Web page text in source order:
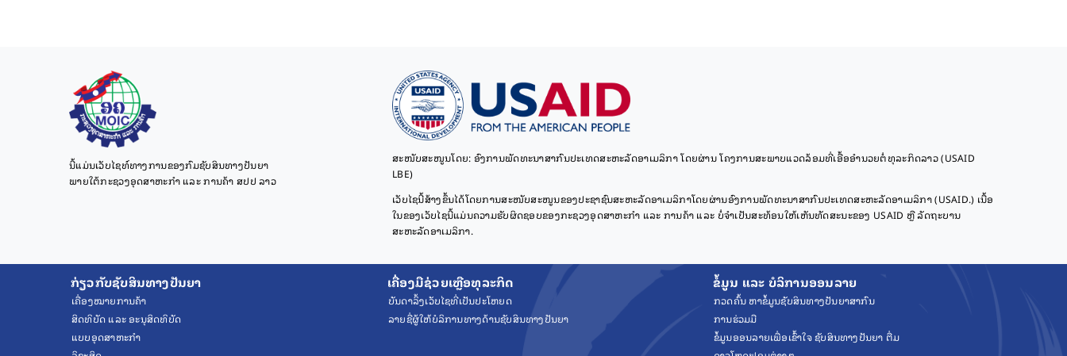
ນີ້ແມ່ນເວັບໄຊທ໌ທາງການຂອງກົມຊັບສິນທາງປັນຍາ
ພາຍໃຕ້ກະຊວງອຸດສາຫະກຳ ແລະ ການຄ້າ ສປປ ລາວ
ສະໜັບສະໜູນໂດຍ: ອົງການພັດທະນາສາກົນປະເທດສະຫະລັດອາເມລິກາ ໂດຍຜ່ານ ໂຄງການສະພາບແວດລ້ອມທີ່ເອື້ອອຳນວຍຕໍ່ທຸລະກິດລາວ (USAID
LBE)
ເວັບໄຊນີ້ສ້າງຂຶ້ນໄດ້ໂດຍການສະໜັບສະໜູນຂອງປະຊາຊົນສະຫະລັດອາເມລິກາໂດຍຜ່ານອົງການພັດທະນາສາກົນປະເທດສະຫະລັດອາເມລິກາ (USAID.) ເນື້ອ
ໃນຂອງເວັບໄຊນີ້ແມ່ນຄວາມຮັບຜິດຊອບຂອງກະຊວງອຸດສາຫະກຳ ແລະ ການຄ້າ ແລະ ບໍ່ຈໍາເປັນສະທ້ອນໃຫ້ເຫັນທັດສະນະຂອງ USAID ຫຼື ລັດຖະບານ
ສະຫະລັດອາເມລິກາ.
ກ່ຽວກັບຊັບສິນທາງປັນຍາ
ເຄື່ອງໝາຍການຄ້າ
ສິດທິບັດ ແລະ ອະນຸສິດທິບັດ
ແບບອຸດສາຫະກຳ
ເຄື່ອງມືຊ່ວຍເຫຼືອທຸລະກິດ
ບັນດາລິ້ງເວັບໄຊທີ່ເປັນປະໂຫຍດ
ລາຍຊື່ຜູ້ໃຫ້ບໍລິການທາງດ້ານຊັບສິນທາງປັນຍາ
ຂໍ້ມູນ ແລະ ບໍລິການອອນລາຍ
ກວດຄົ້ນ ຫາຂໍ້ມູນຊັບສິນທາງປັນຍາສາກົນ
ການຮ່ວມມື
ຂໍ້ມູນອອນລາຍເພື່ອເຂົ້າໃຈ ຊັບສິນທາງປັນຍາ ຕື່ມ